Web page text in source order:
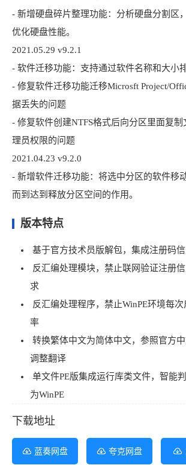
- 新增硬盘碎片整理功能：分析硬盘分割区
优化硬盘性能。
2021.05.29 v9.2.1
- 软件迁移功能：支持通过软件名称和大小
- 修复软件迁移功能迁移Microsft Project/
据丢失的问题
- 修复软件创建NTFS格式后向分区里面复
理员权限的问题
2021.04.23 v9.2.0
- 新增软件迁移功能：将选中分区的软件移
而到达到释放分区空间的作用。
版本特点
基于官方技术员版解包，集成注册码
反汇编处理模块，禁止联网验证注册
求
反汇编处理程序，禁止WinPE环境每
率
转换繁体中文为简体中文，参照官方
调整翻译
单文件PE版集成运行库类文件，智能
为WinPE
下载地址
蓝奏网盘 夸克网盘